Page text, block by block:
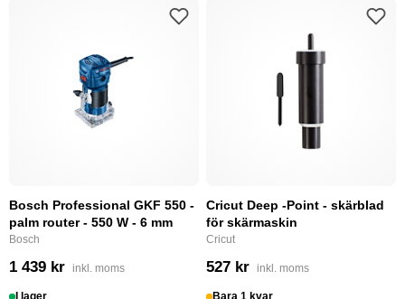
Bosch Professional GKF 550 -
palm router - 550 W - 6 mm
Bosch
1 439 kr inkl. moms
I lager
Cricut Deep -Point - skärblad
för skärmaskin
Cricut
527 kr inkl. moms
Bara 1 kvar